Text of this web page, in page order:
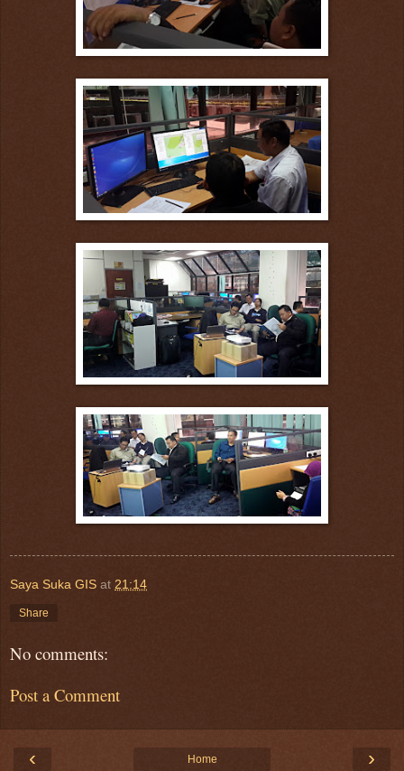
Saya Suka GIS at 21:14
Share
No comments:
Post a Comment
‹ ›
Home